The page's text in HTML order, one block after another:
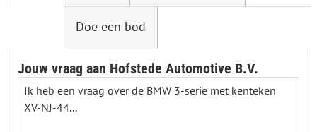
Doe een bod
Jouw vraag aan Hofstede Automotive B.V.